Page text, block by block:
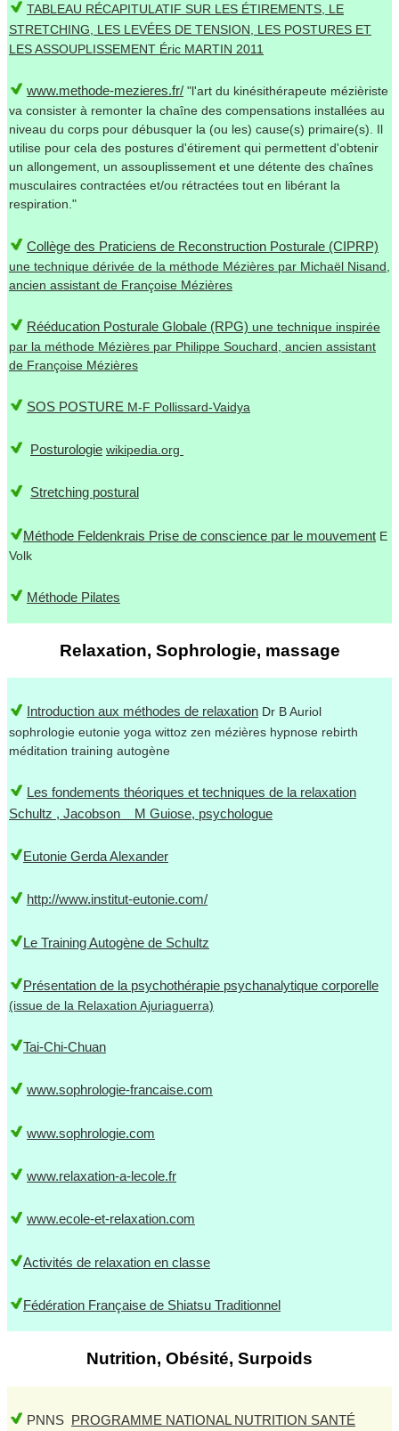
TABLEAU RÉCAPITULATIF SUR LES ÉTIREMENTS, LE
STRETCHING, LES LEVÉES DE TENSION, LES POSTURES ET
LES ASSOUPLISSEMENT Éric MARTIN 2011
www.methode-mezieres.fr/ "l'art du kinésithérapeute mézièriste
va consister à remonter la chaîne des compensations installées au
niveau du corps pour débusquer la (ou les) cause(s) primaire(s). Il
utilise pour cela des postures d'étirement qui permettent d'obtenir
un allongement, un assouplissement et une détente des chaînes
musculaires contractées et/ou rétractées tout en libérant la
respiration."
Collège des Praticiens de Reconstruction Posturale (CIPRP)
une technique dérivée de la méthode Mézières par Michaël Nisand,
ancien assistant de Françoise Mézières
Rééducation Posturale Globale (RPG) une technique inspirée
par la méthode Mézières par Philippe Souchard, ancien assistant
de Françoise Mézières
SOS POSTURE M-F Pollissard-Vaidya
Posturologie wikipedia.org
Stretching postural
Méthode Feldenkrais Prise de conscience par le mouvement E
Volk
Méthode Pilates
Relaxation, Sophrologie, massage
Introduction aux méthodes de relaxation Dr B Auriol
sophrologie eutonie yoga wittoz zen mézières hypnose rebirth
méditation training autogène
Les fondements théoriques et techniques de la relaxation
Schultz , Jacobson M Guiose, psychologue
Eutonie Gerda Alexander
http://www.institut-eutonie.com/
Le Training Autogène de Schultz
Présentation de la psychothérapie psychanalytique corporelle
(issue de la Relaxation Ajuriaguerra)
Tai-Chi-Chuan
www.sophrologie-francaise.com
www.sophrologie.com
www.relaxation-a-lecole.fr
www.ecole-et-relaxation.com
Activités de relaxation en classe
Fédération Française de Shiatsu Traditionnel
Nutrition, Obésité, Surpoids
PNNS PROGRAMME NATIONAL NUTRITION SANTÉ